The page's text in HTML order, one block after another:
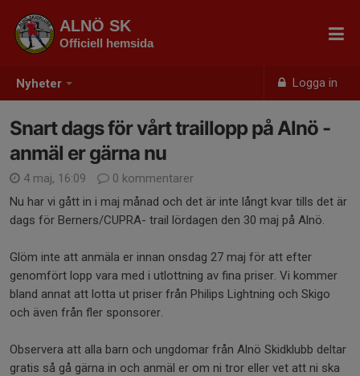
Nyheter Logga in
ALNÖ SK
Officiell hemsida
Snart dags för vårt traillopp på Alnö -
anmäl er gärna nu
4 maj, 16:09
0 kommentarer
Nu har vi gått in i maj månad och det är inte långt kvar tills det är
dags för Berners/CUPRA- trail lördagen den 30 maj på Alnö.
Glöm inte att anmäla er innan onsdag 27 maj för att efter
genomfört lopp vara med i utlottning av fina priser. Vi kommer
bland annat att lotta ut priser från Philips Lightning och Skigo
och även från fler sponsorer.
Observera att alla barn och ungdomar från Alnö Skidklubb deltar
gratis så gå gärna in och anmäl er om ni tror eller vet att ni ska